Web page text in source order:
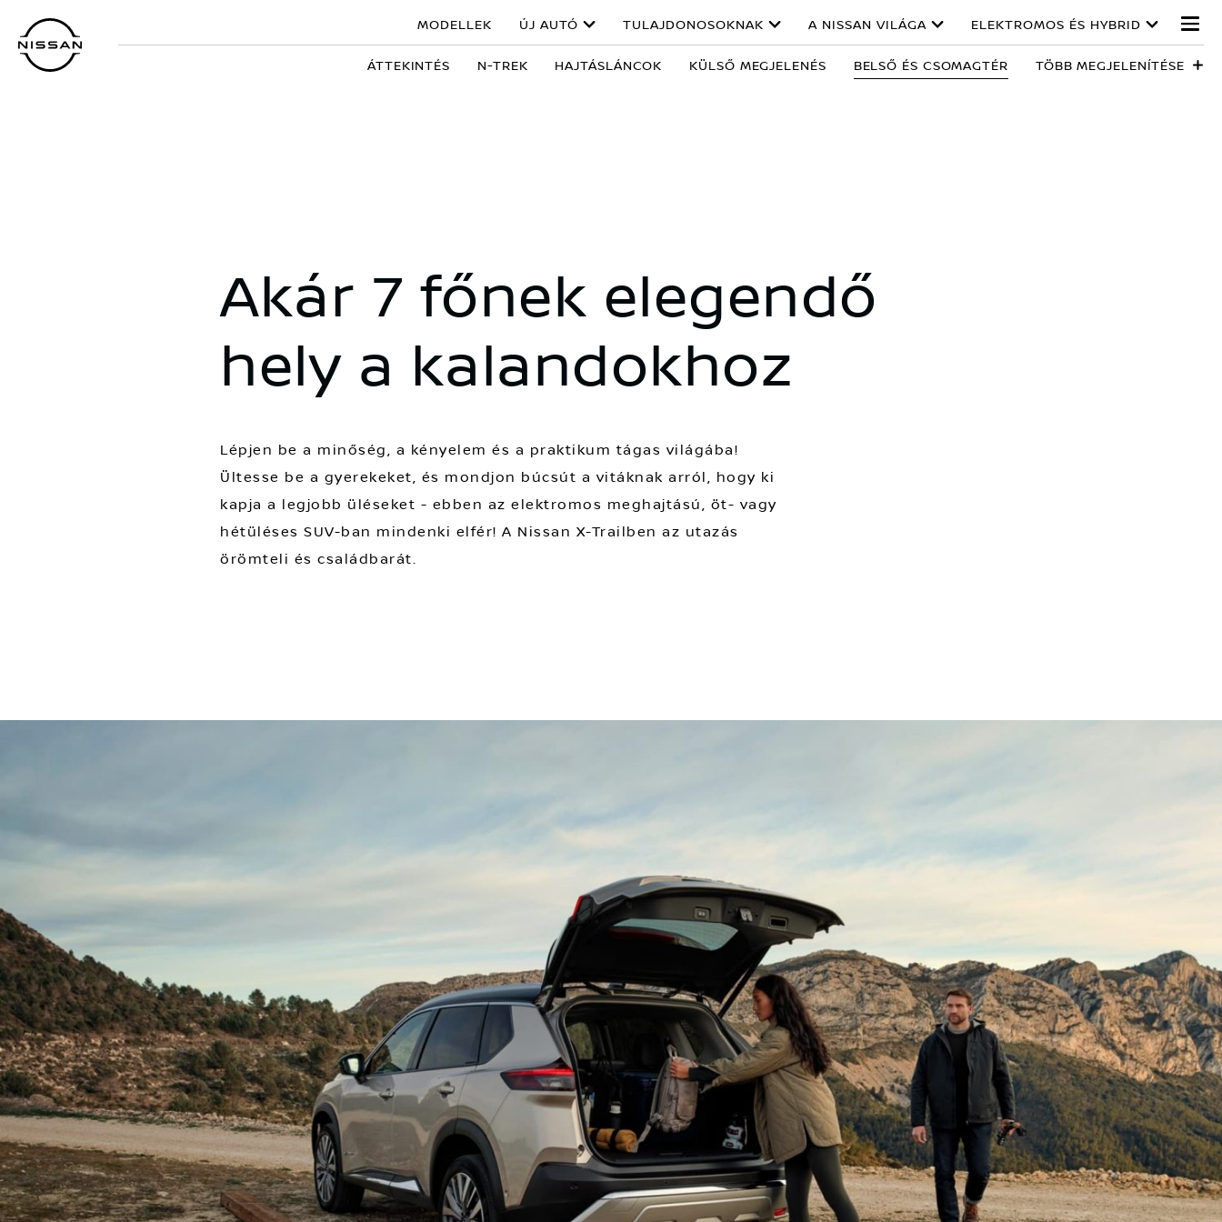
tartalomra
MODELLEK ÚJ AUTÓ TULAJDONOSOKNAK A NISSAN VILÁGA ELEKTROMOS ÉS HYBRID
ÁTTEKINTÉS N-TREK HAJTÁSLÁNCOK KÜLSŐ MEGJELENÉS BELSŐ ÉS CSOMAGTÉR TÖBB MEGJELENÍTÉSE
Akár 7 főnek elegendő
hely a kalandokhoz
Lépjen be a minőség, a kényelem és a praktikum tágas világába!
Ültesse be a gyerekeket, és mondjon búcsút a vitáknak arról, hogy ki
kapja a legjobb üléseket - ebben az elektromos meghajtású, öt- vagy
hétüléses SUV-ban mindenki elfér! A Nissan X-Trailben az utazás
örömteli és családbarát.